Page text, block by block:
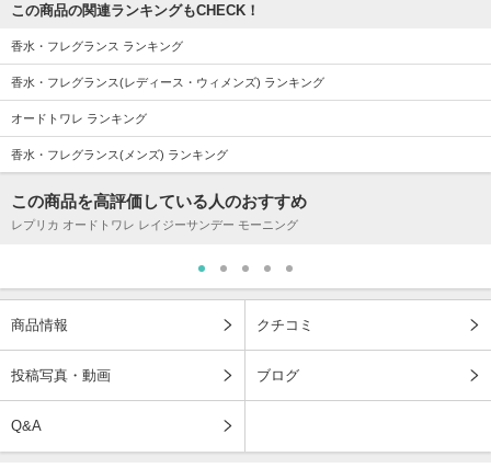
この商品の関連ランキングもCHECK！
香水・フレグランス ランキング
香水・フレグランス(レディース・ウィメンズ) ランキング
オードトワレ ランキング
香水・フレグランス(メンズ) ランキング
この商品を高評価している人のおすすめ
レプリカ オードトワレ レイジーサンデー モーニング
商品情報 クチコミ
投稿写真・動画 ブログ
Q&A